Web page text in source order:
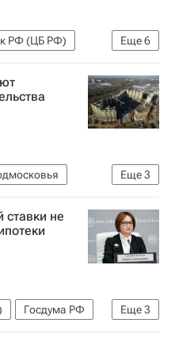
Еще6
РФ (ЦБ РФ)
Жилье
Россия
Еще3
Федеральная служба государственной статистики (Росстат)
ставки не
Еще3
Госдума РФ
Россия